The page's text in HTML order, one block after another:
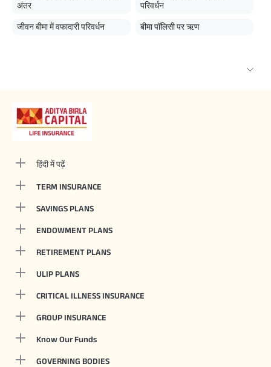
अंतर
परिवर्धन
जीवन बीमा में वफादारी परिवर्धन बीमा पॉलिसी पर ऋण
हिंदी में पढ़ें
TERM INSURANCE
SAVINGS PLANS
ENDOWMENT PLANS
RETIREMENT PLANS
ULIP PLANS
CRITICAL ILLNESS INSURANCE
GROUP INSURANCE
Know Our Funds
GOVERNING BODIES